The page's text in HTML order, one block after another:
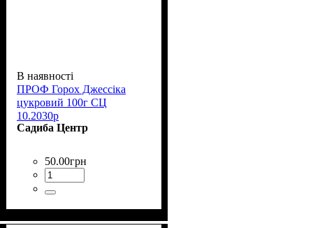
В наявності
ПРОФ Горох Джессіка
цукровий 100г СЦ
10.2030р
Садиба Центр
50.00грн